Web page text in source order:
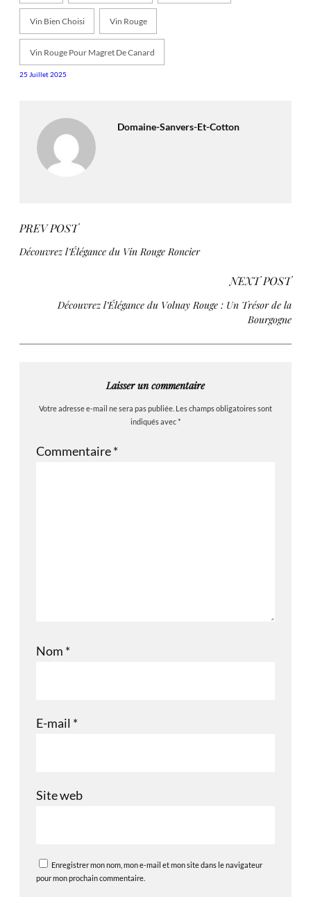
Vin Bien Choisi Vin Rouge
Vin Rouge Pour Magret De Canard
25 Juillet 2025
Domaine-Sanvers-Et-Cotton
PREV POST
Découvrez l’Élégance du Vin Rouge Roncier
NEXT POST
Découvrez l’Élégance du Volnay Rouge : Un Trésor de la
Bourgogne
Laisser un commentaire
Votre adresse e-mail ne sera pas publiée. Les champs obligatoires sont
indiqués avec*
Commentaire*
Nom *
E-mail *
Site web
Enregistrer mon nom, mon e-mail et mon site dans le navigateur
pour mon prochain commentaire.